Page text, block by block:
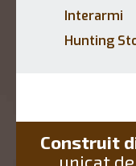
Interarmi
Hunting
Construit
unicat